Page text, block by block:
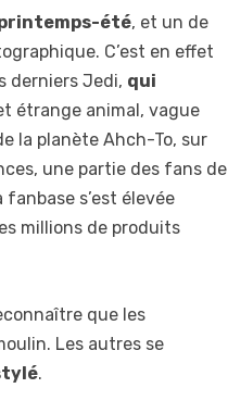
été, et un de
C’est en effet
derniers Jedi, qui
étrange animal, vague
la planète Ahch-To, sur
une partie des fans de
s’est élevée
millions de produits
que les
Les autres se
.